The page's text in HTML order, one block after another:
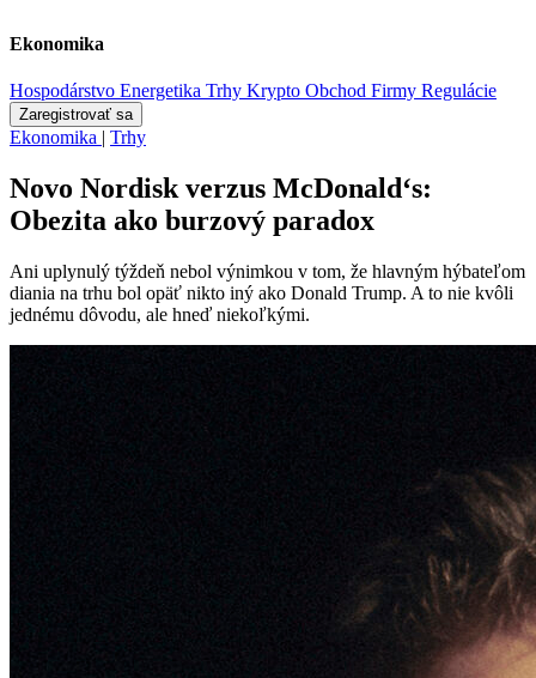
Ekonomika
Hospodárstvo Energetika Trhy Krypto Obchod Firmy Regulácie
Zaregistrovať sa
Ekonomika | Trhy
Novo Nordisk verzus McDonald‘s:
Obezita ako burzový paradox
Ani uplynulý týždeň nebol výnimkou v tom, že hlavným hýbateľom
diania na trhu bol opäť nikto iný ako Donald Trump. A to nie kvôli
jednému dôvodu, ale hneď niekoľkými.